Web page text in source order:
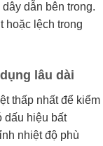
dẫn bên trong.
hoặc lệch trong
lâu dài
thấp nhất để kiểm
dấu hiệu bất
nhiệt độ phù